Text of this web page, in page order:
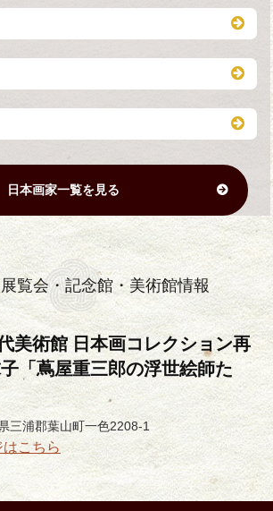
日本画家一覧を見る
覧会・記念館・美術館情報
美術館 日本画コレクション再
「蔦屋重三郎の浮世絵師た
三浦郡葉山町一色2208-1
こちら